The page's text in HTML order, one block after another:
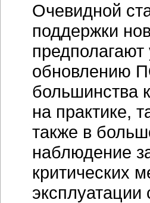
Очевидной
поддержки
обновлению
большинства
на практике,
также в
наблюдение
критических